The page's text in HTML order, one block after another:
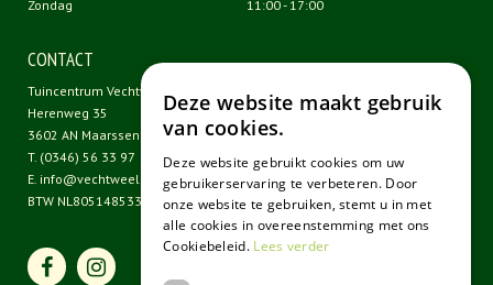
Zondag
11:00 - 17:00
CONTACT
Tuincentrum Vechtweelde
Herenweg 35
3602 AN Maarssen
T. (0346) 56 33 97
E. info@vechtweelde.nl
BTW NL805148533B01
Deze website maakt gebruik
van cookies.
Deze website gebruikt cookies om uw
gebruikerservaring te verbeteren. Door
onze website te gebruiken, stemt u in met
alle cookies in overeenstemming met ons
Cookiebeleid. Lees verder